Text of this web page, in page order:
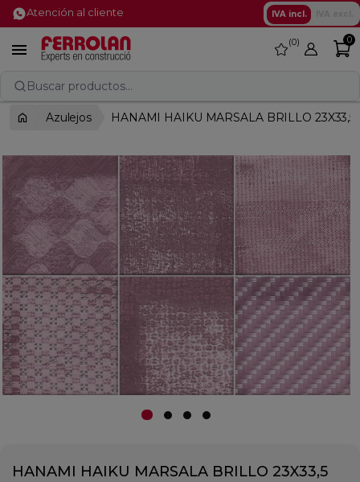
Atención al cliente IVA incl.
 favorite
0 0
Buscar productos...
Azulejos HANAMI HAIKU MARSALA BRILLO 23X33,5
HANAMI HAIKU MARSALA BRILLO 23X33,5